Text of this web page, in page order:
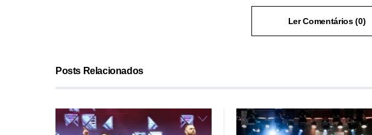
Ler Comentários (0)
Posts Relacionados